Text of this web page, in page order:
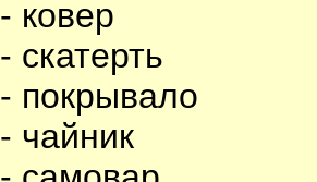
- ковер
- скатерть
- покрывало
- чайник